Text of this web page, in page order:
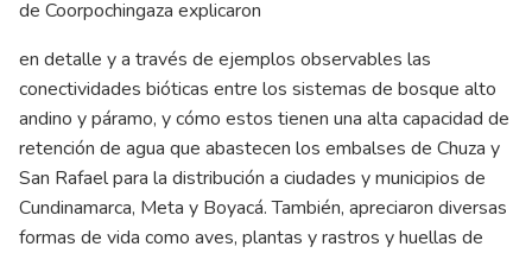
de Coorpochingaza explicaron
en detalle y a través de ejemplos observables las
conectividades bióticas entre los sistemas de bosque alto
andino y páramo, y cómo estos tienen una alta capacidad de
retención de agua que abastecen los embalses de Chuza y
San Rafael para la distribución a ciudades y municipios de
Cundinamarca, Meta y Boyacá. También, apreciaron diversas
formas de vida como aves, plantas y rastros y huellas de